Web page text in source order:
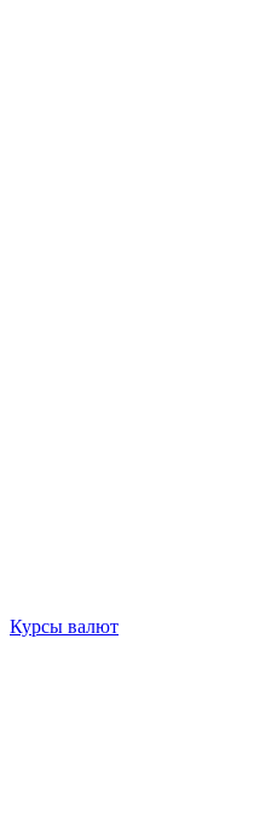
Курсы валют